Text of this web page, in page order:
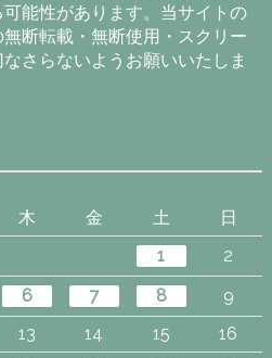
能性があります。当サイトの
断転載・無断使用・スクリー
さらないようお願いいたしま
木 金 土
日
1
2
6 7 8
9
13 14 15
16